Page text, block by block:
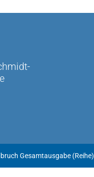
Gesamtausgabe (Reihe)